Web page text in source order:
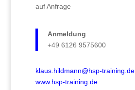
auf Anfrage
Anmeldung
+49 6126 9575600
klaus.hildmann@hsp-training.de
www.hsp-training.de